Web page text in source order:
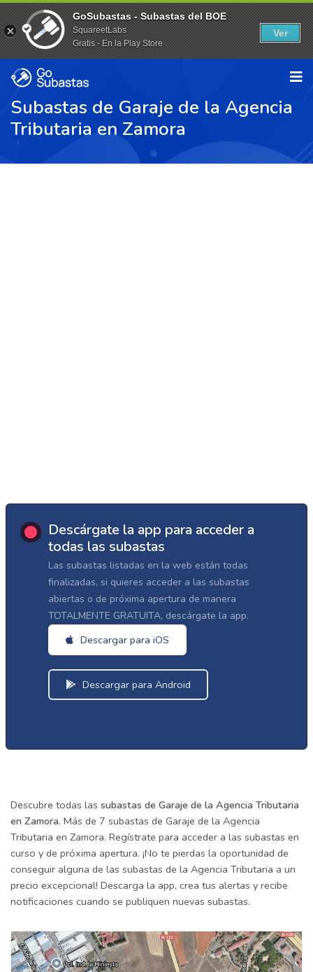
Subastas de Garaje de la Agencia
Tributaria en Zamora
Descárgate la app para acceder a
todas las subastas
Las subastas listadas en la web están todas
finalizadas, si quieres acceder a las subastas
abiertas o de próxima apertura de manera
TOTALMENTE GRATUITA, descárgate la app.
Descargar para iOS
Descargar para Android
Descubre todas las subastas de Garaje de la Agencia Tributaria
en Zamora. Más de 7 subastas de Garaje de la Agencia
Tributaria en Zamora. Regístrate para acceder a las subastas en
curso y de próxima apertura. ¡No te pierdas la oportunidad de
conseguir alguna de las subastas de la Agencia Tributaria a un
precio excepcional! Descarga la app, crea tus alertas y recibe
notificaciones cuando se publiquen nuevas subastas.
GoSubastas - Subastas del BOE
SquareetLabs
Gratis - En la Play Store
Ver